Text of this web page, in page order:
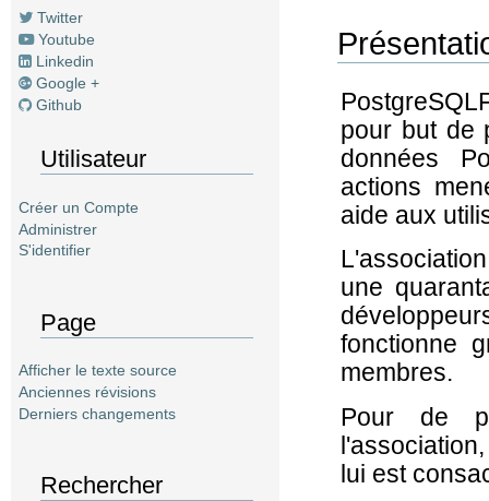
Twitter
Youtube
Linkedin
Google +
Github
Utilisateur
Créer un Compte
Administrer
S'identifier
Page
Afficher le texte source
Anciennes révisions
Derniers changements
Rechercher
pour but de
données
actions
aide aux
une
fonctionne
membres.
Pour de
lui est